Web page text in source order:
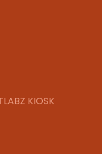
KIOSK